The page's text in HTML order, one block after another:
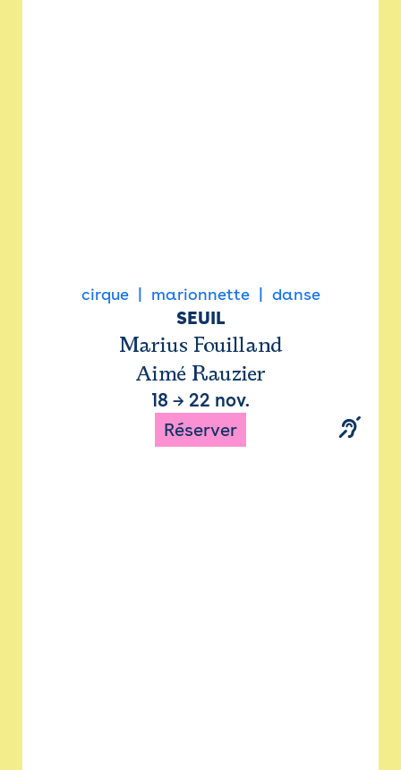
cirque marionnette danse
SEUIL
Marius Fouilland
Aimé Rauzier
18 → 22 nov.
Réserver